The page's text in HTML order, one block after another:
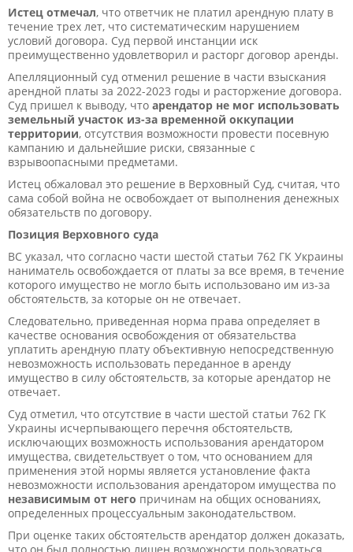
Истец отмечал, что ответчик не платил арендную плату в
течение трех лет, что систематическим нарушением
условий договора. Суд первой инстанции иск
преимущественно удовлетворил и расторг договор аренды.
Апелляционный суд отменил решение в части взыскания
арендной платы за 2022-2023 годы и расторжение договора.
Суд пришел к выводу, что арендатор не мог использовать
земельный участок из-за временной оккупации
территории, отсутствия возможности провести посевную
кампанию и дальнейшие риски, связанные с
взрывоопасными предметами.
Истец обжаловал это решение в Верховный Суд, считая, что
сама собой война не освобождает от выполнения денежных
обязательств по договору.
Позиция Верховного суда
ВС указал, что согласно части шестой статьи 762 ГК Украины
наниматель освобождается от платы за все время, в течение
которого имущество не могло быть использовано им из-за
обстоятельств, за которые он не отвечает.
Следовательно, приведенная норма права определяет в
качестве основания освобождения от обязательства
уплатить арендную плату объективную непосредственную
невозможность использовать переданное в аренду
имущество в силу обстоятельств, за которые арендатор не
отвечает.
Суд отметил, что отсутствие в части шестой статьи 762 ГК
Украины исчерпывающего перечня обстоятельств,
исключающих возможность использования арендатором
имущества, свидетельствует о том, что основанием для
применения этой нормы является установление факта
невозможности использования арендатором имущества по
независимым от него причинам на общих основаниях,
определенных процессуальным законодательством.
При оценке таких обстоятельств арендатор должен доказать,
что он был полностью лишен возможности пользоваться